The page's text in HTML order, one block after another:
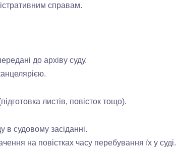
справам.
до архіву суду.
листів, повісток тощо).
в судовому засіданні.
на повістках часу перебування їх у суді.